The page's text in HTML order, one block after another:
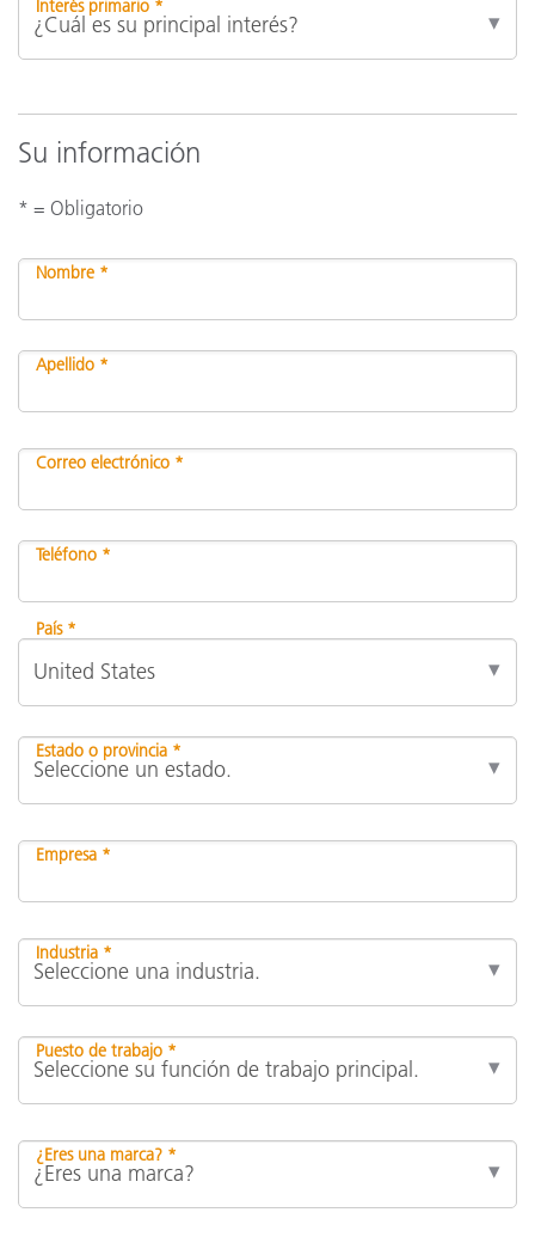
Interés primario *
Su información
* = Obligatorio
Nombre *
Apellido *
Correo electrónico *
Teléfono *
País *
Estado o provincia *
Empresa *
Industria *
Puesto de trabajo *
¿Eres una marca? *